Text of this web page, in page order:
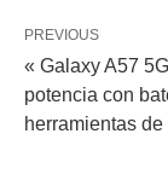
PREVIOUS
« Galaxy A57
potencia con
herramientas de